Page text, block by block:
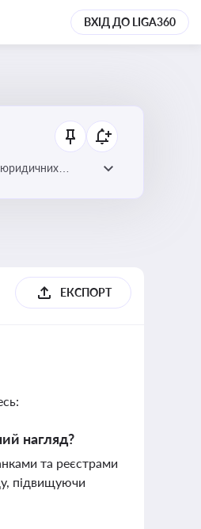
ВХІД ДО LIGA360
юридичних
ЕКСПОРТ
нагляд?
та реєстрами
підвищуючи